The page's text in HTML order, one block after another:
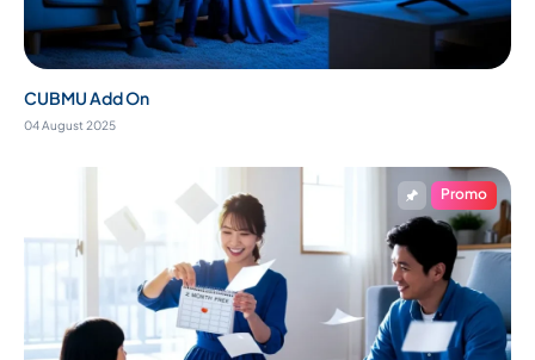
CUBMU Add On
04 August 2025
Promo